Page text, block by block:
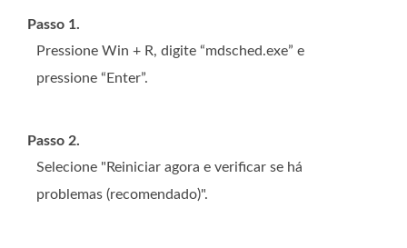
Passo 1.
Pressione Win + R, digite “mdsched.exe” e
pressione “Enter”.
Passo 2.
Selecione "Reiniciar agora e verificar se há
problemas (recomendado)".